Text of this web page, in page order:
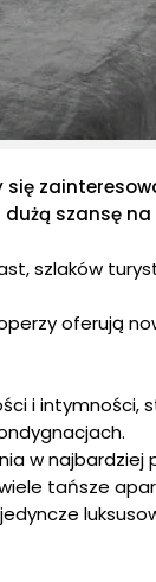
szansę
szlaków
oferują
i
w najbardziej
tańsze